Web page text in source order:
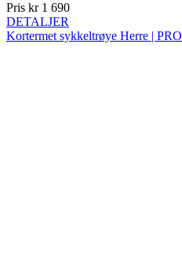
Pris kr 1 690
DETALJER
Kortermet sykkeltrøye Herre |